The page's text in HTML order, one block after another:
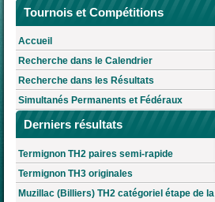
Tournois et Compétitions
Accueil
Recherche dans le Calendrier
Recherche dans les Résultats
Simultanés Permanents et Fédéraux
Derniers résultats
Termignon TH2 paires semi-rapide
Termignon TH3 originales
Muzillac (Billiers) TH2 catégoriel étape de la